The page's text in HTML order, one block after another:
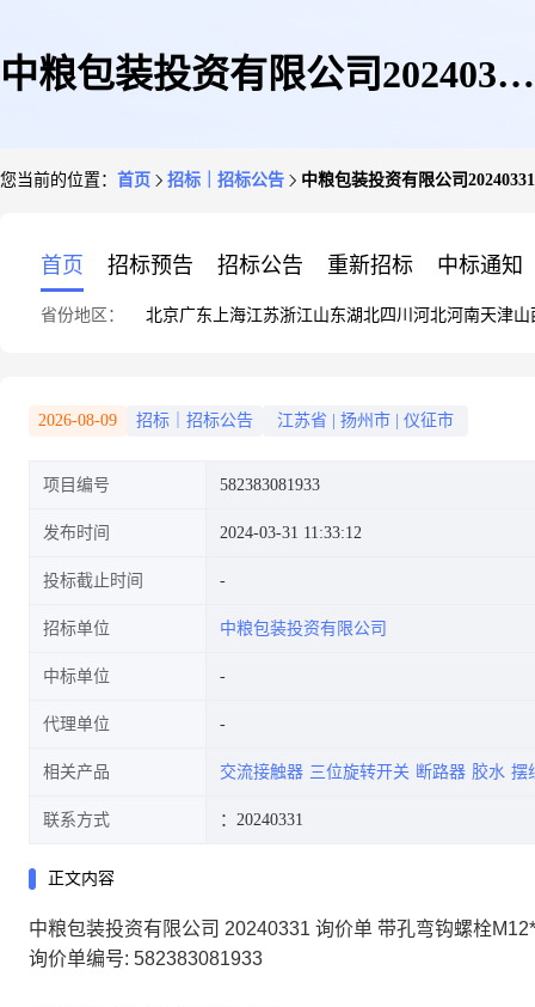
中粮包装投资有限公司20240331
您当前的位置： 首页 招标｜招标公告 中粮包装投资有限公司
首页 招标预告 招标公告 重新招标 中标通知
省份地区： 北京广东 上海江苏浙江山东湖北四川 河北河南天津山
2026-08-09 招标｜招标公告 江苏省 扬州市 仪征市
项目编号 582383081933
发布时间 2024-03-31 11:33:12
投标截止时间
招标单位 中粮包装投资有限公司
中标单位
代理单位
相关产品 交流接触器 三位旋转开关 断路器 胶水 摆
联系方式 ：20240331
正文内容
中粮包装投资有限公司 20240331 询价单 带孔弯钩螺栓
询价单编号: 582383081933